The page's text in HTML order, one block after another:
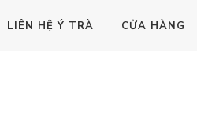
LIÊN HỆ Ý TRÀ CỬA HÀNG